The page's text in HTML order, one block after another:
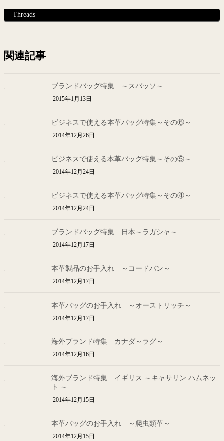
Threads
関連記事
ブランドバッグ特集 ～スパッソ～
2015年1月13日
ビジネスで使える本革バッグ特集～その⑥～
2014年12月26日
ビジネスで使える本革バッグ特集～その⑤～
2014年12月24日
ビジネスで使える本革バッグ特集～その④～
2014年12月24日
ブランドバッグ特集 日本～ラガシャ～
2014年12月17日
本革製品のお手入れ ～コードバン～
2014年12月17日
本革バッグのお手入れ ～オーストリッチ～
2014年12月17日
海外ブランド特集 カナダ～ラグ～
2014年12月16日
海外ブランド特集 イギリス ～キャサリン ハムネッ
ト ～
2014年12月15日
本革バッグのお手入れ ～爬虫類革～
2014年12月15日